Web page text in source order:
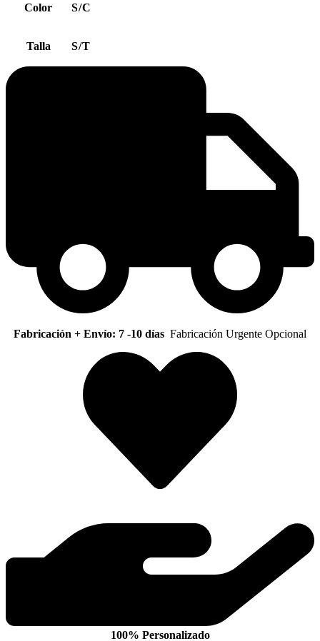
Color S/C
Talla S/T
Fabricación + Envío: 7 -10 días Fabricación Urgente Opcional
100% Personalizado